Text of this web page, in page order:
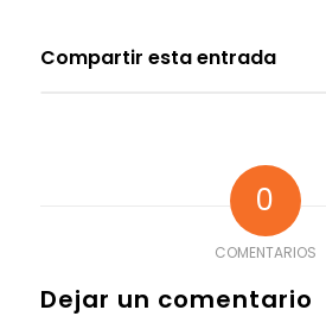
Compartir esta entrada
0
COMENTARIOS
Dejar un comentario